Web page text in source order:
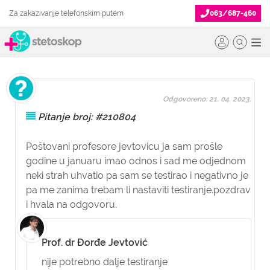
Za zakazivanje telefonskim putem 063/687-460
Pitanje broj: #210804
Poštovani profesore jevtovicu ja sam prošle
godine u januaru imao odnos i sad me odjednom
neki strah uhvatio pa sam se testirao i negativno je
pa me zanima trebam li nastaviti testiranje.pozdrav
i hvala na odgovoru.
Odgovoreno: 21. 04. 2023.
Prof. dr Đorđe Jevtović
nije potrebno dalje testiranje